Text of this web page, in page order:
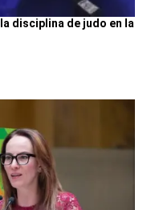
disciplina de judo en la